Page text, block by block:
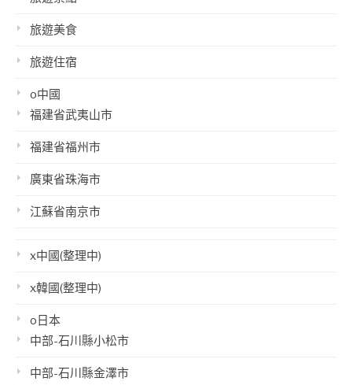
旅遊美食
旅遊住宿
o中國
福建省武夷山市
福建省福州市
廣東省珠海市
江蘇省南京市
x中國(整理中)
x韓國(整理中)
o日本
中部-石川縣小松市
中部-石川縣金澤市